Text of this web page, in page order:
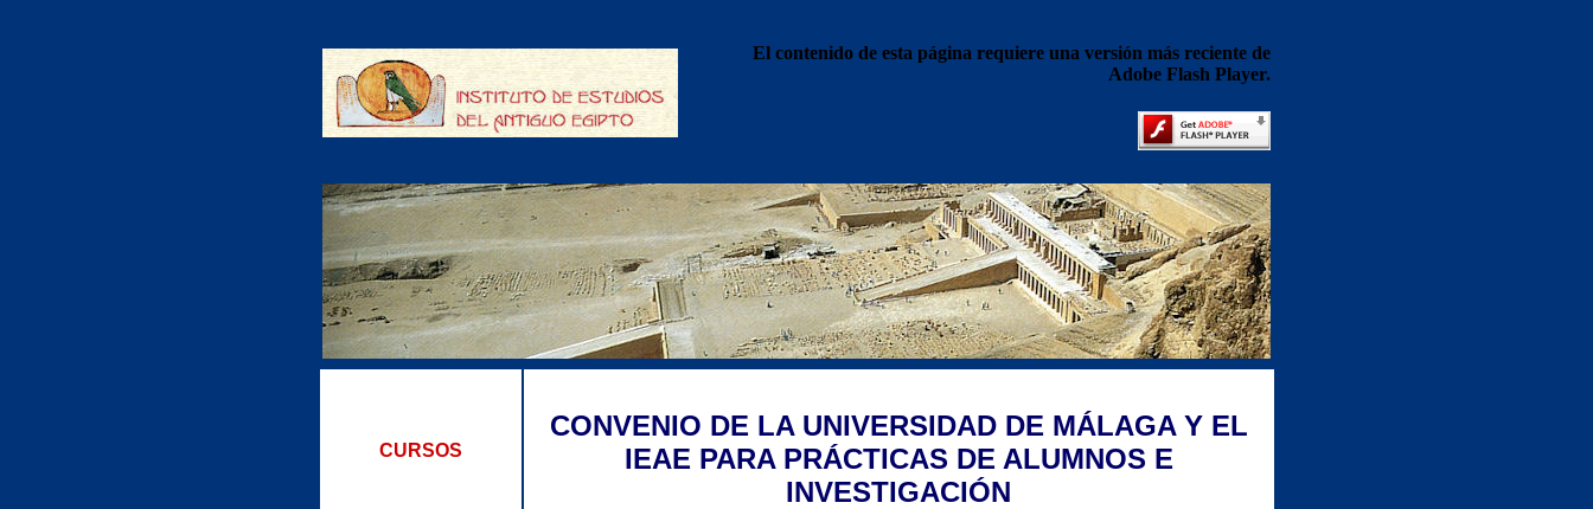
El contenido de esta página requiere una versión más reciente de
Adobe Flash Player.
CURSOS
CONVENIO DE LA UNIVERSIDAD DE MÁLAGA Y EL
IEAE PARA PRÁCTICAS DE ALUMNOS E
INVESTIGACIÓN